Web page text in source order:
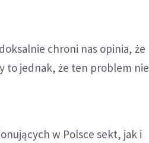
chroni nas opinia, że
to jednak, że ten problem nie
w Polsce sekt, jak i